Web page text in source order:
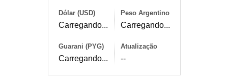
Dólar (USD)
Carregando...
Peso Argentino
Carregando...
Guarani (PYG)
Carregando...
Atualização
--